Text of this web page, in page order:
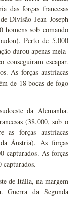
das forças francesas
Divisão Jean Joseph
homens sob comando
Perto de 5.000
durou apenas meia-
conseguiram escapar.
As forças austríacas
de 18 bocas de fogo
da Alemanha.
(38.000, sob o
as forças austríacas
Áustria). As forças
capturados. As forças
de Itália, na margem
Guerra da Segunda